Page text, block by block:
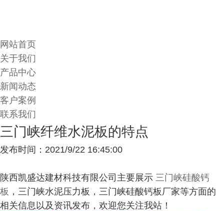
网站首页
关于我们
产品中心
新闻动态
客户案例
联系我们
三门峡纤维水泥板的特点
发布时间：2021/9/22 16:45:00
陕西凯盛达建材科技有限公司主要展示 三门峡硅酸钙
板 ，三门峡水泥压力板，三门峡硅酸钙板厂家等方面的
相关信息以及资讯发布，欢迎您关注我站！